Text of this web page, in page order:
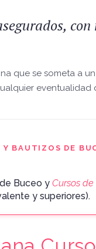
que se someta a
BAUTIZOS DE
Buceo y Cursos
y superiores).